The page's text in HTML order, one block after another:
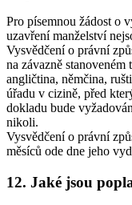
Pro písemnou žádost o
uzavření manželství
Vysvědčení o právní
na závazně
angličtina, němčina,
úřadu v cizině, před
dokladu bude
nikoli.
Vysvědčení o právní
měsíců ode dne jeho
12. Jaké jsou